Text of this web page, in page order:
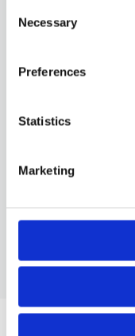
Selection
Necessary
Preferences
Statistics
Marketing